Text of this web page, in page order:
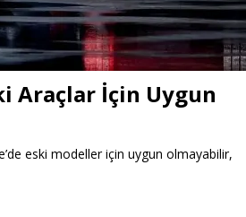
Araçlar İçin Uygun
eski modeller için uygun olmayabilir,